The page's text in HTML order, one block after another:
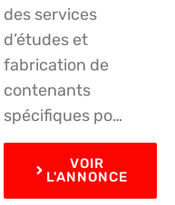
des services
d’études et
fabrication de
contenants
spécifiques po…
VOIR
L'ANNONCE